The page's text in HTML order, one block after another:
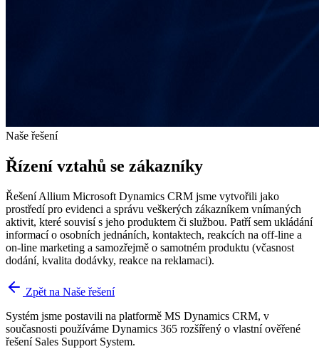
Naše řešení
Řízení vztahů se zákazníky
Řešení Allium Microsoft Dynamics CRM jsme vytvořili jako
prostředí pro evidenci a správu veškerých zákazníkem vnímaných
aktivit, které souvisí s jeho produktem či službou. Patří sem ukládání
informací o osobních jednáních, kontaktech, reakcích na off-line a
on-line marketing a samozřejmě o samotném produktu (včasnost
dodání, kvalita dodávky, reakce na reklamaci).
Zpět na Naše řešení
Systém jsme postavili na platformě MS Dynamics CRM, v
současnosti používáme Dynamics 365 rozšířený o vlastní ověřené
řešení Sales Support System.